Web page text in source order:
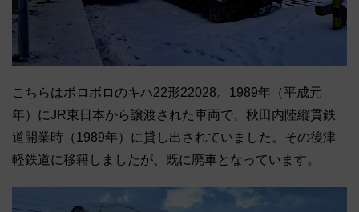
こちらはボロボロのキハ22形22028。1989年（平成元
年）にJR東日本から譲渡された車両で、秋田内陸縦貫鉄
道開業時（1989年）に貸し出されていました。その後津
軽鉄道に移籍しましたが、既に廃車となっています。